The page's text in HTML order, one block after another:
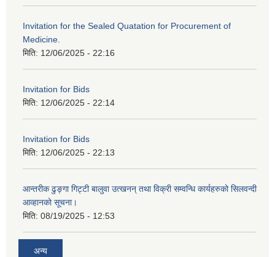
Invitation for the Sealed Quatation for Procurement of
Medicine.
मिति: 12/06/2025 - 22:16
Invitation for Bids
मिति: 12/06/2025 - 22:14
Invitation for Bids
मिति: 12/06/2025 - 22:13
आन्तरीक ढुङ्गा गिट्टी बालुवा उत्खनन् तथा विक्री सम्वन्धि कार्यहरुको सिलवन्दी
आव्हानको सूचना।
मिति: 08/19/2025 - 12:53
अन्य